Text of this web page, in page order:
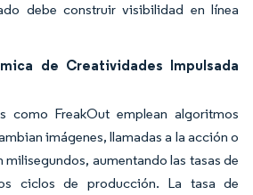
debe construir visibilidad en línea
de Creatividades Impulsada
como FreakOut emplean algoritmos
imágenes, llamadas a la acción o
aumentando las tasas de
ciclos de producción. La tasa de